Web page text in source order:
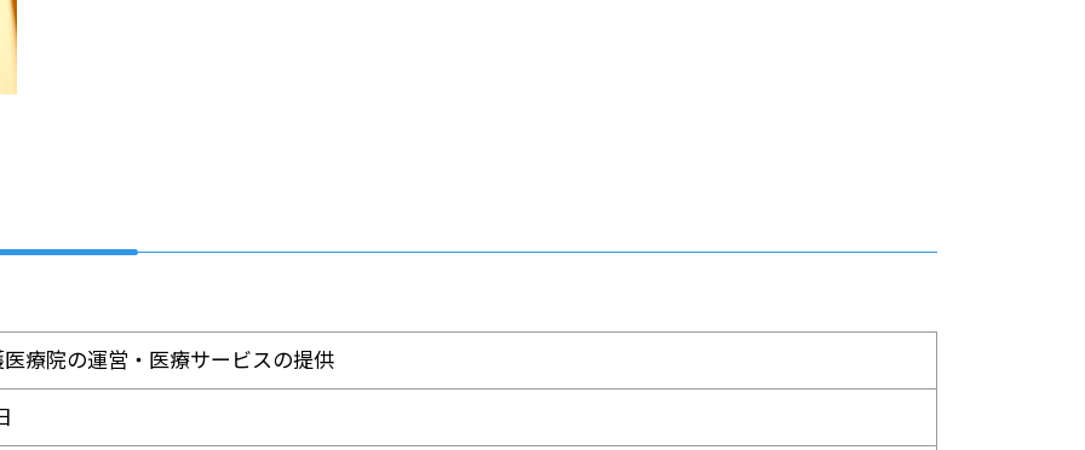
療院の運営・医療サービスの提供